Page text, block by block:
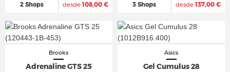
2 Shops desde108,00 € 3 Shops desde137,00 €
Brooks
Adrenaline GTS 25
Asics
Gel Cumulus 28